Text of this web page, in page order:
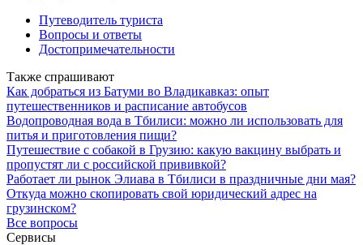
Путеводитель туриста
Вопросы и ответы
Достопримечательности
Также спрашивают
Как добраться из Батуми во Владикавказ: опыт
путешественников и расписание автобусов
Водопроводная вода в Тбилиси: можно ли использовать для
питья и приготовления пищи?
Путешествие с собакой в Грузию: какую вакцину выбрать и
пропустят ли с российской прививкой?
Работает ли рынок Элиава в Тбилиси в праздничные дни мая?
Откуда можно скопировать свой юридический адрес на
грузинском?
Все вопросы
Сервисы